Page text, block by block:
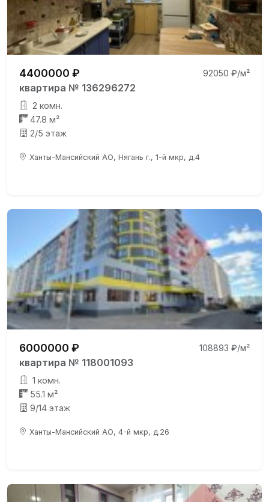
4400000 ₽ 92050 ₽/м²
квартира № 136296272
2 комн.
47.8 м²
2/5 этаж
Ханты-Мансийский АО, Нягань г., 1-й мкр, д.4
6000000 ₽ 108893 ₽/м²
квартира № 118001093
1 комн.
55.1 м²
9/14 этаж
Ханты-Мансийский АО, 4-й мкр, д.26